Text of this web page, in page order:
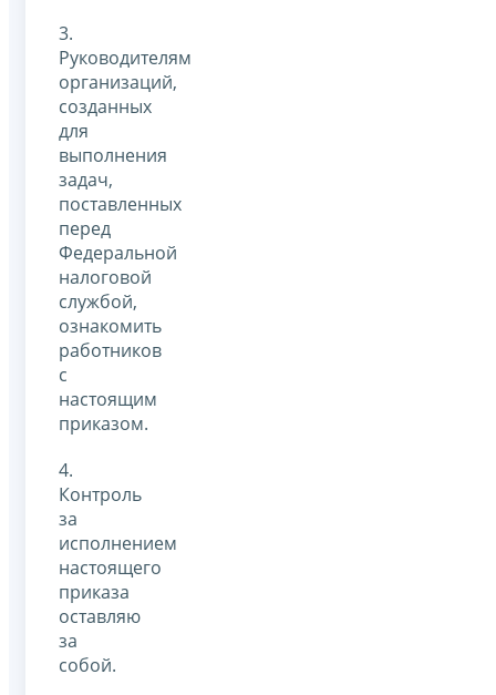
3.
Руководителям
организаций,
созданных
для
выполнения
задач,
поставленных
перед
Федеральной
налоговой
службой,
ознакомить
работников
с
настоящим
приказом.
4.
Контроль
за
исполнением
настоящего
приказа
оставляю
за
собой.